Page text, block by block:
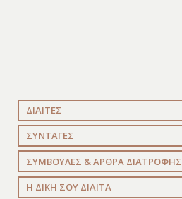
ΔΙΑΙΤΕΣ
ΣΥΝΤΑΓΕΣ
ΣΥΜΒΟΥΛΕΣ & ΑΡΘΡΑ ΔΙΑΤΡΟΦΗΣ
Η ΔΙΚΗ ΣΟΥ ΔΙΑΙΤΑ